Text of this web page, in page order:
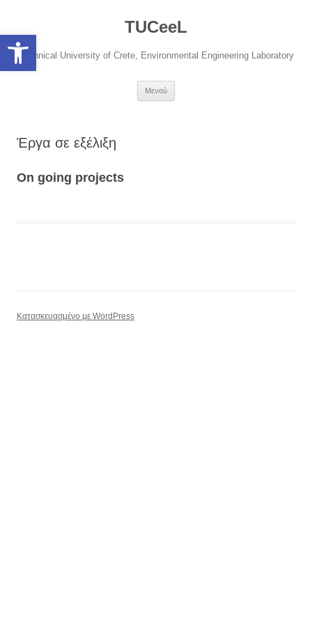
Open toolbar
TUCeeL
Technical University of Crete, Environmental Engineering Laboratory
Μενού
Έργα σε εξέλιξη
On going projects
Κατασκευασμένο με WordPress